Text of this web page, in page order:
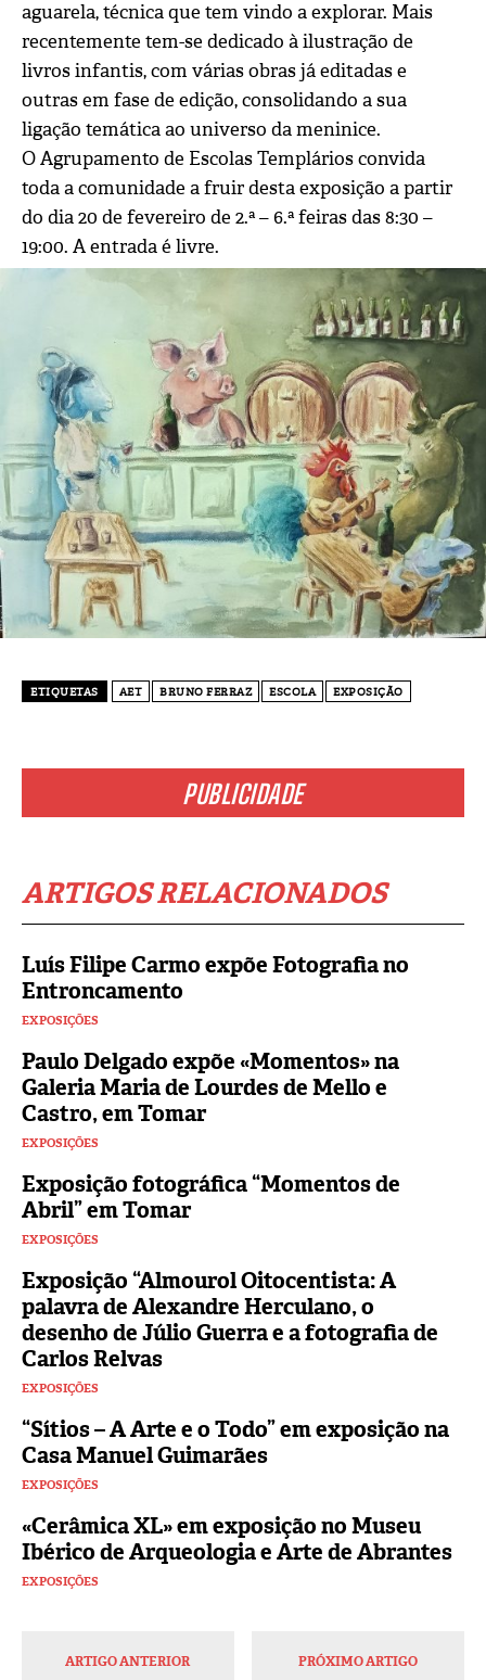
PUBLICIDADE
ARTIGOS RELACIONADOS
Luís Filipe Carmo expõe Fotografia no
Entroncamento
EXPOSIÇÕES
Paulo Delgado expõe «Momentos» na
Galeria Maria de Lourdes de Mello e
Castro, em Tomar
EXPOSIÇÕES
Exposição fotográfica “Momentos de
Abril” em Tomar
EXPOSIÇÕES
Exposição “Almourol Oitocentista: A
palavra de Alexandre Herculano, o
desenho de Júlio Guerra e a fotografia de
Carlos Relvas
EXPOSIÇÕES
“Sítios – A Arte e o Todo” em exposição na
Casa Manuel Guimarães
EXPOSIÇÕES
«Cerâmica XL» em exposição no Museu
Ibérico de Arqueologia e Arte de Abrantes
EXPOSIÇÕES
aguarela, técnica que tem vindo a explorar. Mais
recentemente tem-se dedicado à ilustração de
livros infantis, com várias obras já editadas e
outras em fase de edição, consolidando a sua
ligação temática ao universo da meninice.
O Agrupamento de Escolas Templários convida
toda a comunidade a fruir desta exposição a partir
do dia 20 de fevereiro de 2.ª – 6.ª feiras das 8:30 –
19:00. A entrada é livre.
ETIQUETAS AET BRUNO FERRAZ ESCOLA EXPOSIÇÃO
ARTIGO ANTERIOR PRÓXIMO ARTIGO